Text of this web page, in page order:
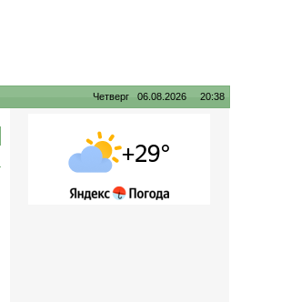
Четверг 06.08.2026 20:38